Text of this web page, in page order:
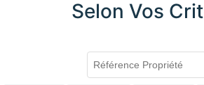
Selon Vos